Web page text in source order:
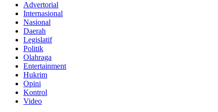
Advertorial
Internasional
Nasional
Daerah
Legislatif
Politik
Olahraga
Entertainment
Hukrim
Opini
Kontrol
Video